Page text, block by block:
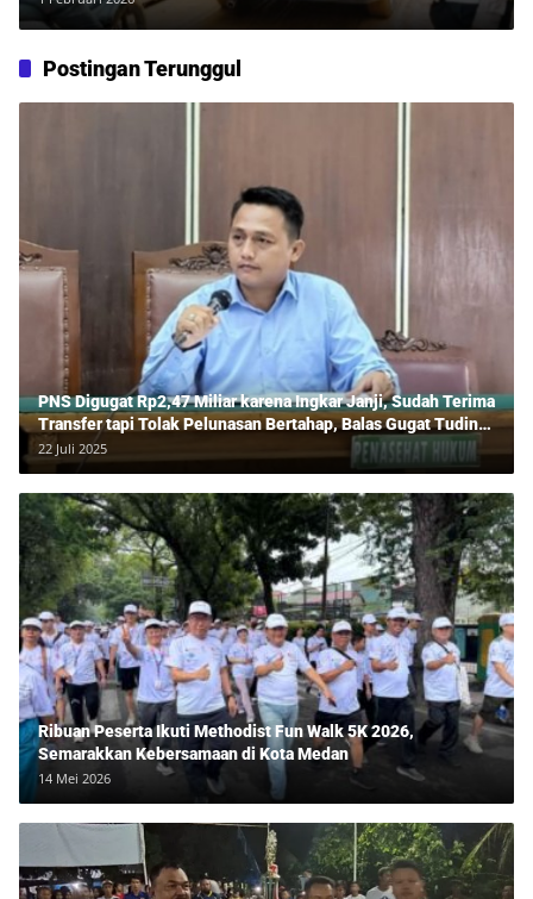
Postingan Terunggul
PNS Digugat Rp2,47 Miliar karena Ingkar Janji, Sudah Terima
Transfer tapi Tolak Pelunasan Bertahap, Balas Gugat Tuding
Lawan Tipu Rp850 Juta
22 Juli 2025
Ribuan Peserta Ikuti Methodist Fun Walk 5K 2026,
Semarakkan Kebersamaan di Kota Medan
14 Mei 2026